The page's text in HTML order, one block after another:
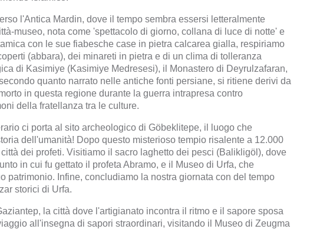
l'Antica Mardin, dove il tempo sembra essersi letteralmente
museo, nota come 'spettacolo di giorno, collana di luce di notte' e
con le sue fiabesche case in pietra calcarea gialla, respiriamo
(abbara), dei minareti in pietra e di un clima di tolleranza
di Kasimiye (Kasimiye Medresesi), il Monastero di Deyrulzafaran,
quanto narrato nelle antiche fonti persiane, si ritiene derivi da
in questa regione durante la guerra intrapresa contro
della fratellanza tra le culture.
ci porta al sito archeologico di Göbeklitepe, il luogo che
dell'umanità! Dopo questo misterioso tempio risalente a 12.000
dei profeti. Visitiamo il sacro laghetto dei pesci (Balikligöl), dove
in cui fu gettato il profeta Abramo, e il Museo di Urfa, che
patrimonio. Infine, concludiamo la nostra giornata con del tempo
storici di Urfa.
la città dove l'artigianato incontra il ritmo e il sapore sposa
all'insegna di sapori straordinari, visitando il Museo di Zeugma